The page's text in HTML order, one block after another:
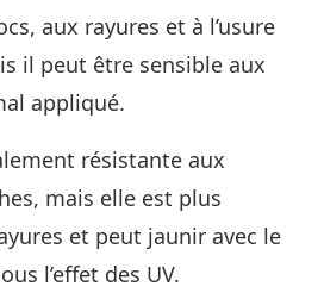
aux rayures et à l’usure
il peut être sensible aux
appliqué.
résistante aux
mais elle est plus
et peut jaunir avec le
l’effet des UV.